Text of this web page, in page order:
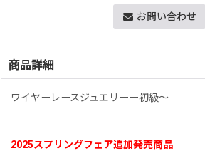
お問い合わせ
商品詳細
ワイヤーレースジュエリーー初級〜
2025スプリングフェア追加発売商品